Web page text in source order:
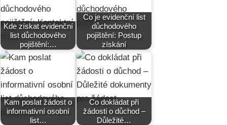
Kde získat evidenční
list důchodového
pojištění:…
Co je evidenční list
důchodového
pojištění: Postup
získání
Kam poslat žádost o
informativní osobní
list…
Co dokládat při
žádosti o důchod –
Důležité…